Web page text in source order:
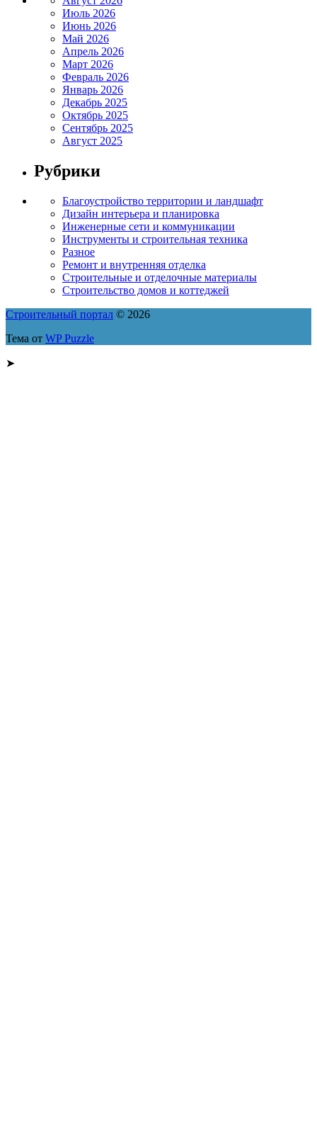
Июль 2026
Июнь 2026
Май 2026
Апрель 2026
Март 2026
Февраль 2026
Январь 2026
Декабрь 2025
Октябрь 2025
Сентябрь 2025
Август 2025
Рубрики
Благоустройство территории и ландшафт
Дизайн интерьера и планировка
Инженерные сети и коммуникации
Инструменты и строительная техника
Разное
Ремонт и внутренняя отделка
Строительные и отделочные материалы
Строительство домов и коттеджей
Строительный портал © 2026
Тема от WP Puzzle
➤